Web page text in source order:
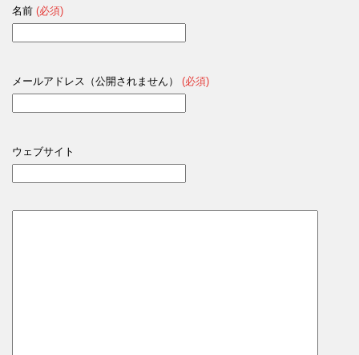
名前 (必須)
メールアドレス（公開されません） (必須)
ウェブサイト